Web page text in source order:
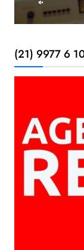
(21) 9977 6